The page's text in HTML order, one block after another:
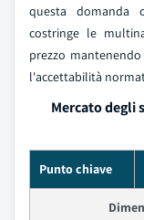
questa domanda
costringe le
prezzo
l'accettabilità
Mercato
Punto chiave